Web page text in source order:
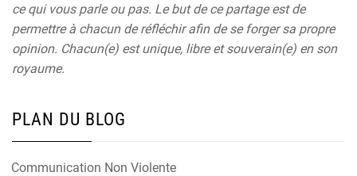
ce qui vous parle ou pas. Le but de ce partage est de
permettre à chacun de réfléchir afin de se forger sa propre
opinion. Chacun(e) est unique, libre et souverain(e) en son
royaume.
PLAN DU BLOG
Communication Non Violente